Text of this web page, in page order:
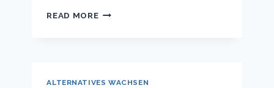
READ MOREWELCHE
ALTERNATIVES WACHSEN